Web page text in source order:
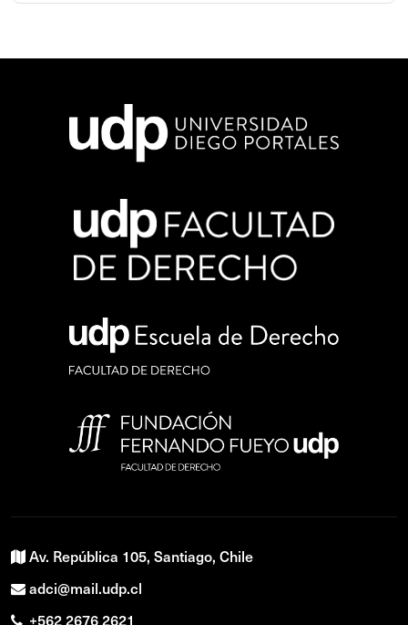
Av. República 105, Santiago, Chile
adci@mail.udp.cl
+562 2676 2621